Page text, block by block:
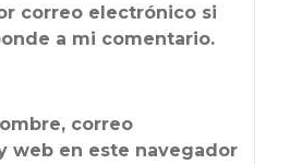
correo electrónico si
a mi comentario.
correo
web en este navegador